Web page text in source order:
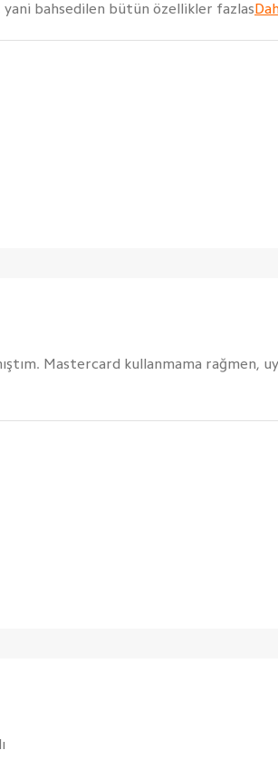
yani bahsedilen bütün özellikler fazlas
Mastercard kullanmama rağmen,